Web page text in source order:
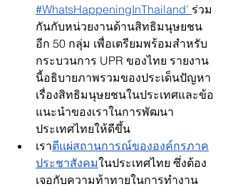
#WhatsHappeningInThailand’ ร่วม
กันกับหน่วยงานด้านสิทธิมนุษยชน
อีก 50 กลุ่ม เพื่อเตรียมพร้อมสำหรับ
กระบวนการ UPR ของไทย รายงาน
นี้อธิบายภาพรวมของประเด็นปัญหา
เรื่องสิทธิมนุษยชนในประเทศและข้อ
แนะนำของเราในการพัฒนา
ประเทศไทยให้ดีขึ้น
เราตีแผ่สถานการณ์ขององค์กรภาค
ประชาสังคมในประเทศไทย ซึ่งต้อง
เจอกับความท้าทายในการทำงาน